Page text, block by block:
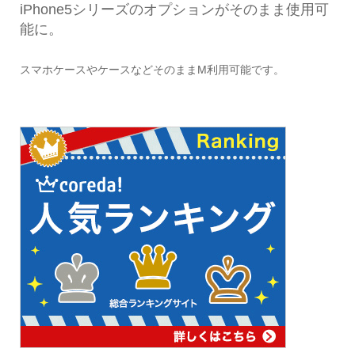
iPhone5シリーズのオプションがそのまま使用可
能に。
スマホケースやケースなどそのままM利用可能です。